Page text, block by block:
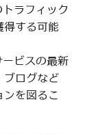
ラフィック
得する可能
ビスの最新
ブログなど
を図るこ